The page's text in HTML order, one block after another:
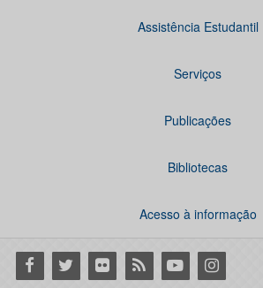
Assistência Estudantil
Serviços
Publicações
Bibliotecas
Acesso à informação
Facebook
Twitter Flickr RSS YoutubeInstagram